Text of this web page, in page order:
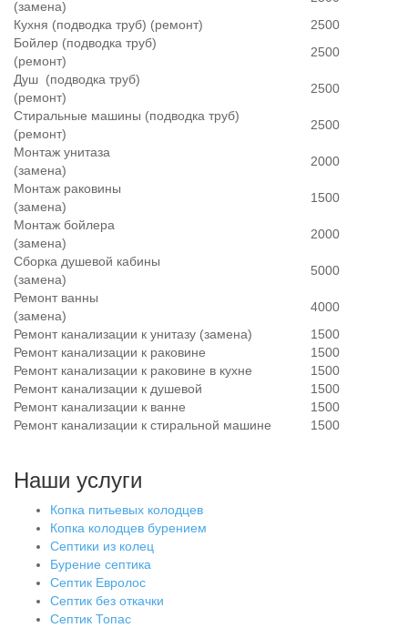
(замена)
Кухня (подводка труб) (ремонт)
2500
Бойлер (подводка труб)
(ремонт)
2500
Душ (подводка труб)
(ремонт)
2500
Стиральные машины (подводка труб)
(ремонт)
2500
Монтаж унитаза
(замена)
2000
Монтаж раковины
(замена)
1500
Монтаж бойлера
(замена)
2000
Сборка душевой кабины
(замена)
5000
Ремонт ванны
(замена)
4000
Ремонт канализации к унитазу (замена)
1500
Ремонт канализации к раковине
1500
Ремонт канализации к раковине в кухне
1500
Ремонт канализации к душевой
1500
Ремонт канализации к ванне
1500
Ремонт канализации к стиральной машине
1500
Наши услуги
Копка питьевых колодцев
Копка колодцев бурением
Септики из колец
Бурение септика
Септик Евролос
Септик без откачки
Септик Топас